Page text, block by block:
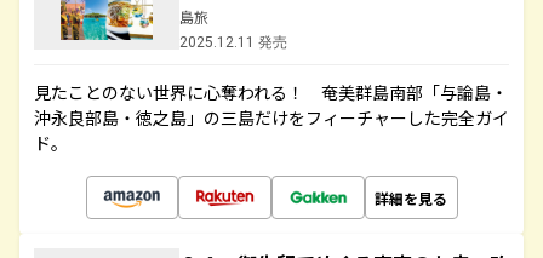
島旅
2025.12.11 発売
見たことのない世界に心奪われる！ 奄美群島南部「与論島・
沖永良部島・徳之島」の三島だけをフィーチャーした完全ガイ
ド。
詳細を見る